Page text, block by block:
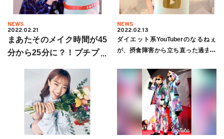
NEWS
2022.02.21
まあたそのメイク時間が45
分から25分に？！プチプラ
NEWS
2022.02.13
ダイエット系YouTuberのなるねぇ
が、摂食障害から立ち直った過去を